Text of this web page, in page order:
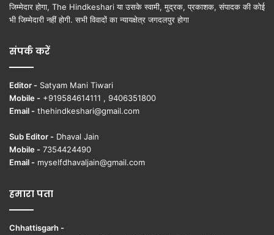
जिम्मेदार होगा, The Hindkeshari या उसके स्वामी, मुद्रक, प्रकाशक, संपादक की कोई
भी जिम्मेदारी नहीं होगी. सभी विवादों का न्यायक्षेत्र जगदलपुर होगा
संपर्क करें
Editor - Satyam Mani Tiwari
Mobile - +919584614111 , 9406351800
Email - thehindkeshari@gmail.com
Sub Editor - Dhaval Jain
Mobile - 7354424490
Email - myselfdhavaljain@gmail.com
हमारा पता
Chhattisgarh -